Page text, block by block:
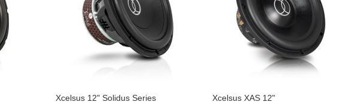
Xcelsus 12" Solidus Series Xcelsus XAS 12"